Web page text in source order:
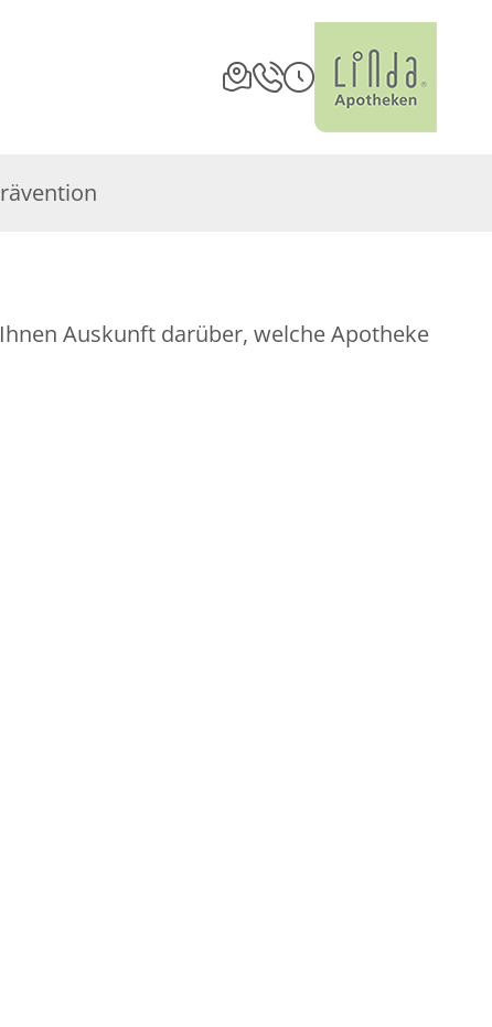
Auskunft darüber, welche Apotheke